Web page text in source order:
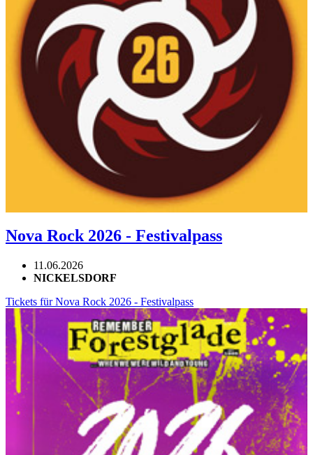
Nova Rock 2026 - Festivalpass
11.06.2026
NICKELSDORF
Tickets für Nova Rock 2026 - Festivalpass